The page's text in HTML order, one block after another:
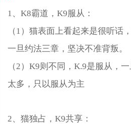
1、K8霸道，K9服从：
（1）猫表面上看起来是很听话
一旦约法三章，坚决不准背叛。
（2）K9则不同，K.9是服从，
太多，只以服从为主
2、猫独占，K9共享：